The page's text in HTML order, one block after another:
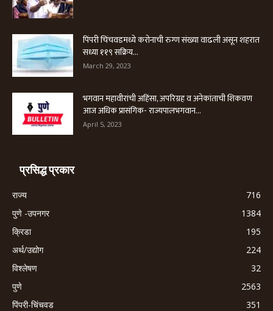
पिंपरी चिंचवडमध्ये करोनाची रुग्ण संख्या वाढली असून शहरात
सध्या ११९ सक्रिय...
March 29, 2023
भगवान महावीरांची अहिंसा, अपरिग्रह व अनेकांताची शिकवण
आज अधिक प्रासंगिक- राज्यपालभगवान...
April 5, 2023
प्रसिद्ध प्रकार
राज्य
716
पुणे -उपनगर
1384
क्रिडा
195
अर्थ/उद्योग
224
विश्लेषण
32
पुणे
2563
पिंपरी-चिंचवड
351